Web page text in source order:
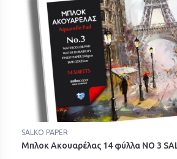
SALKO PAPER
Μπλοκ Ακουαρέλας 14 φύλλα ΝΟ 3